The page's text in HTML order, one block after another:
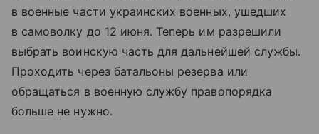
в военные части украинских военных, ушедших
в самоволку до 12 июня. Теперь им разрешили
выбрать воинскую часть для дальнейшей службы.
Проходить через батальоны резерва или
обращаться в военную службу правопорядка
больше не нужно.